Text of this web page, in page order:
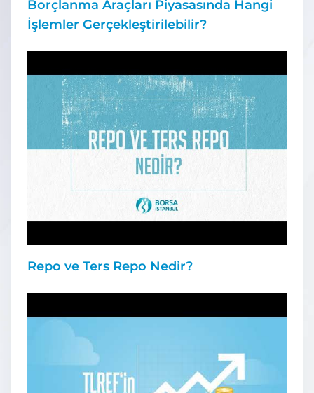
Borçlanma Araçları Piyasasında Hangi
İşlemler Gerçekleştirilebilir?
Repo ve Ters Repo Nedir?